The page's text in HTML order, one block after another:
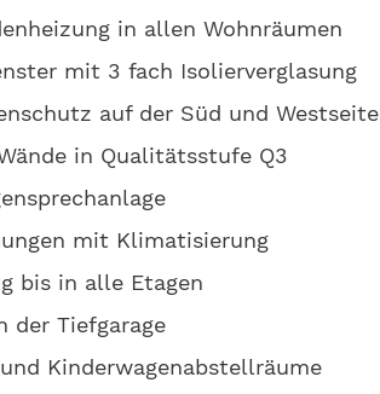
in allen Wohnräumen
mit 3 fach Isolierverglasung
auf der Süd und Westseite
in Qualitätsstufe Q3
mit Klimatisierung
bis in alle Etagen
der Tiefgarage
Kinderwagenabstellräume